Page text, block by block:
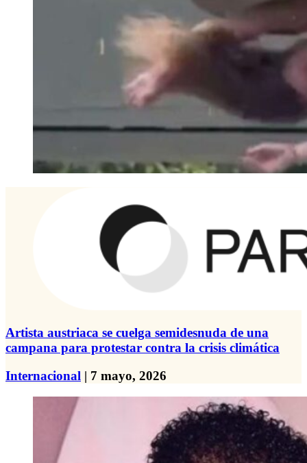
Artista austriaca se cuelga semidesnuda de una
campana para protestar contra la crisis climática
Internacional | 7 mayo, 2026